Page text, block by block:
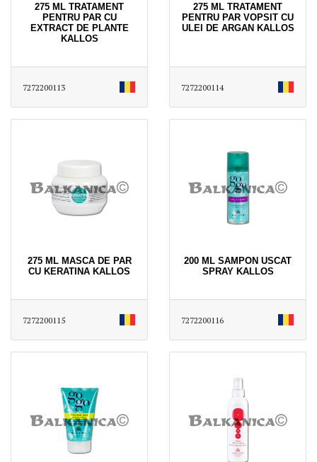
275 ML TRATAMENT
PENTRU PAR CU
EXTRACT DE PLANTE
KALLOS
7272200113
275 ML TRATAMENT
PENTRU PAR VOPSIT CU
ULEI DE ARGAN KALLOS
7272200114
275 ML MASCA DE PAR
CU KERATINA KALLOS
7272200115
200 ML SAMPON USCAT
SPRAY KALLOS
7272200116